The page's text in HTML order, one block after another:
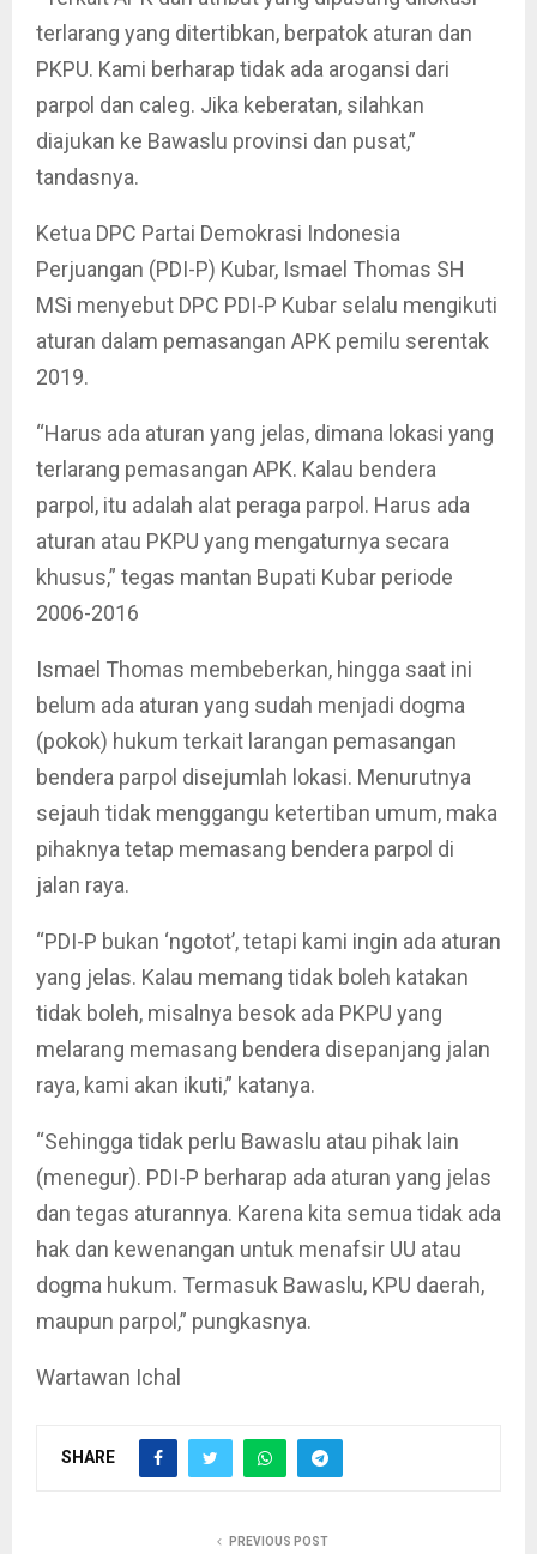
terlarang yang ditertibkan, berpatok aturan dan
PKPU. Kami berharap tidak ada arogansi dari
parpol dan caleg. Jika keberatan, silahkan
diajukan ke Bawaslu provinsi dan pusat,”
tandasnya.
Ketua DPC Partai Demokrasi Indonesia
Perjuangan (PDI-P) Kubar, Ismael Thomas SH
MSi menyebut DPC PDI-P Kubar selalu mengikuti
aturan dalam pemasangan APK pemilu serentak
2019.
“Harus ada aturan yang jelas, dimana lokasi yang
terlarang pemasangan APK. Kalau bendera
parpol, itu adalah alat peraga parpol. Harus ada
aturan atau PKPU yang mengaturnya secara
khusus,” tegas mantan Bupati Kubar periode
2006-2016
Ismael Thomas membeberkan, hingga saat ini
belum ada aturan yang sudah menjadi dogma
(pokok) hukum terkait larangan pemasangan
bendera parpol disejumlah lokasi. Menurutnya
sejauh tidak menggangu ketertiban umum, maka
pihaknya tetap memasang bendera parpol di
jalan raya.
“PDI-P bukan ‘ngotot’, tetapi kami ingin ada aturan
yang jelas. Kalau memang tidak boleh katakan
tidak boleh, misalnya besok ada PKPU yang
melarang memasang bendera disepanjang jalan
raya, kami akan ikuti,” katanya.
“Sehingga tidak perlu Bawaslu atau pihak lain
(menegur). PDI-P berharap ada aturan yang jelas
dan tegas aturannya. Karena kita semua tidak ada
hak dan kewenangan untuk menafsir UU atau
dogma hukum. Termasuk Bawaslu, KPU daerah,
maupun parpol,” pungkasnya.
Wartawan Ichal
SHARE
PREVIOUS POST